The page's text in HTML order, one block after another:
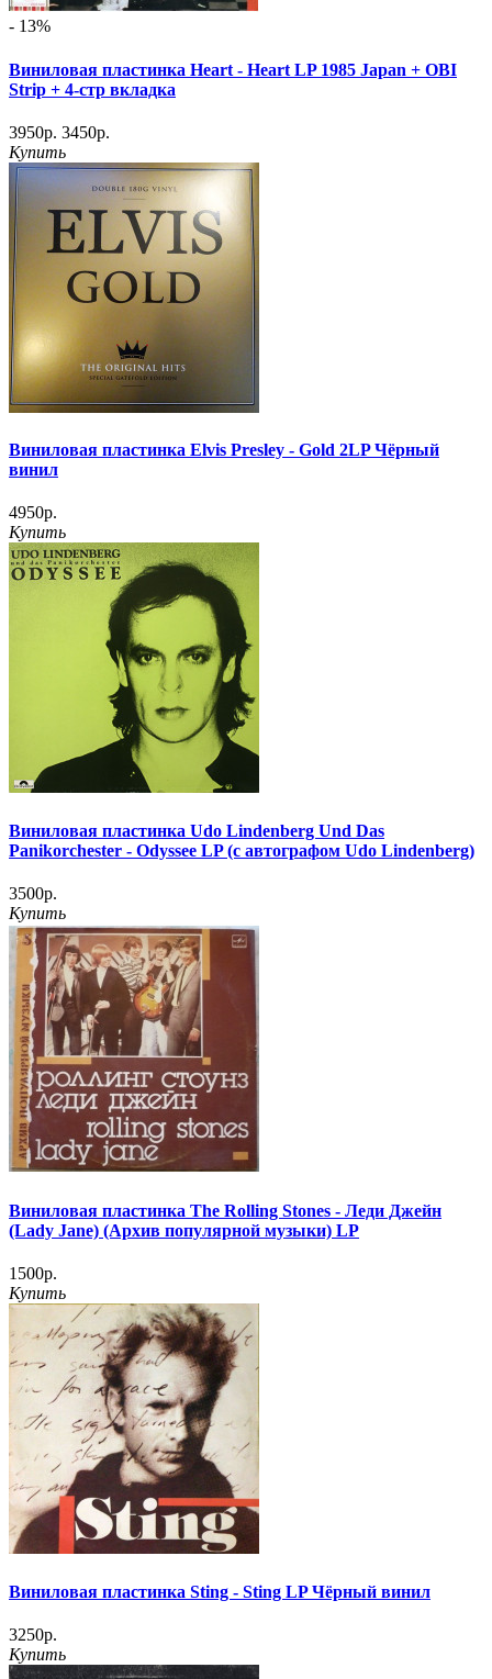
- 13%
Виниловая пластинка Heart - Heart LP 1985 Japan + OBI
Strip + 4-стр вкладка
3950р. 3450р.
Купить
Виниловая пластинка Elvis Presley - Gold 2LP Чёрный
винил
4950р.
Купить
Виниловая пластинка Udo Lindenberg Und Das
Panikorchester - Odyssee LP (с автографом Udo Lindenberg)
3500р.
Купить
Виниловая пластинка The Rolling Stones - Леди Джейн
(Lady Jane) (Архив популярной музыки) LP
1500р.
Купить
Виниловая пластинка Sting ‎- Sting LP Чёрный винил
3250р.
Купить